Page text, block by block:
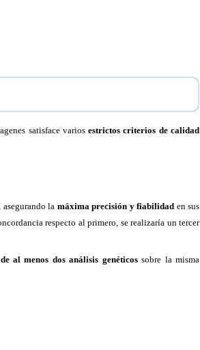
satisface variosestrictos criterios de calidad
, asegurando la máxima precisión y fiabilidad en sus
respecto al primero, se realizaría un tercer
al menos dos análisis genéticossobre la misma